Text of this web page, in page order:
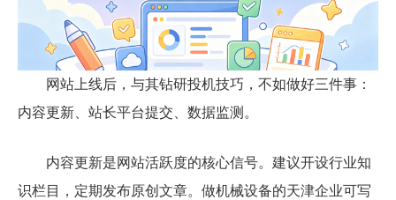
网站上线后，与其钻研投机技巧，不如做好三件事：
内容更新、站长平台提交、数据监测。
内容更新是网站活跃度的核心信号。建议开设行业知
识栏目，定期发布原创文章。做机械设备的天津企业可写